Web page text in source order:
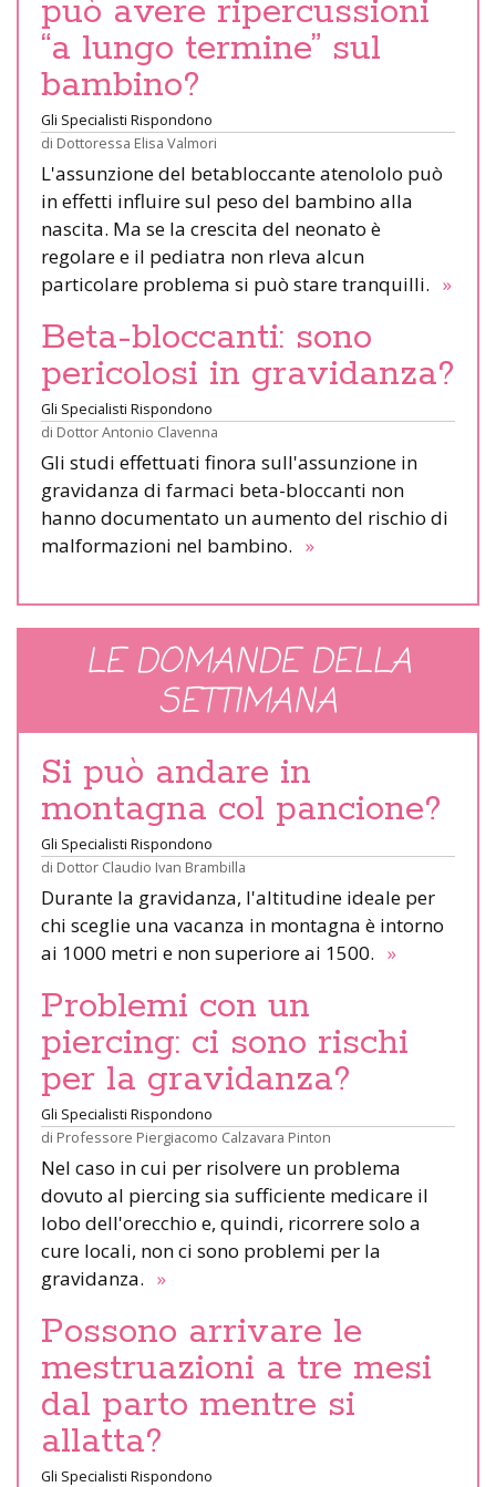
può avere ripercussioni
“a lungo termine” sul
bambino?
Gli Specialisti Rispondono
di Dottoressa Elisa Valmori
L'assunzione del betabloccante atenololo può
in effetti influire sul peso del bambino alla
nascita. Ma se la crescita del neonato è
regolare e il pediatra non rleva alcun
particolare problema si può stare tranquilli. »
Beta-bloccanti: sono
pericolosi in gravidanza?
Gli Specialisti Rispondono
di Dottor Antonio Clavenna
Gli studi effettuati finora sull'assunzione in
gravidanza di farmaci beta-bloccanti non
hanno documentato un aumento del rischio di
malformazioni nel bambino. »
LE DOMANDE DELLA
SETTIMANA
Si può andare in
montagna col pancione?
Gli Specialisti Rispondono
di Dottor Claudio Ivan Brambilla
Durante la gravidanza, l'altitudine ideale per
chi sceglie una vacanza in montagna è intorno
ai 1000 metri e non superiore ai 1500. »
Problemi con un
piercing: ci sono rischi
per la gravidanza?
Gli Specialisti Rispondono
di Professore Piergiacomo Calzavara Pinton
Nel caso in cui per risolvere un problema
dovuto al piercing sia sufficiente medicare il
lobo dell'orecchio e, quindi, ricorrere solo a
cure locali, non ci sono problemi per la
gravidanza. »
Possono arrivare le
mestruazioni a tre mesi
dal parto mentre si
allatta?
Gli Specialisti Rispondono